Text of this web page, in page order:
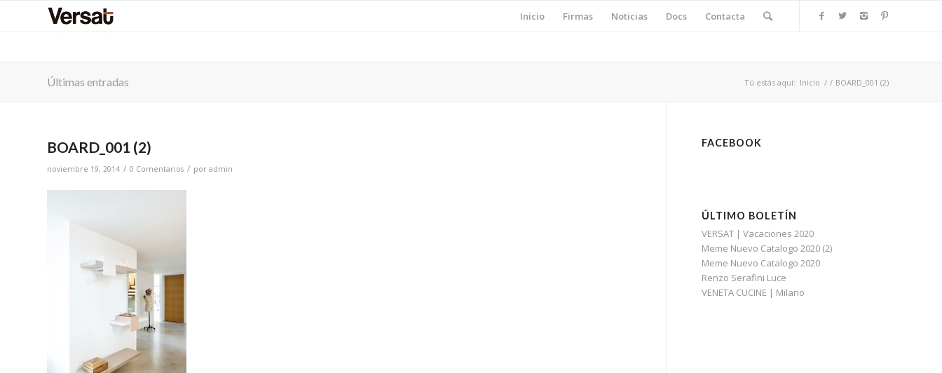
Inicio Firmas Noticias Docs Contacta
Últimas entradas Tú estás aquí: Inicio / / BOARD_001 (2)
BOARD_001 (2)
noviembre 19, 2014 / 0 Comentarios / por admin
FACEBOOK
ÚLTIMO BOLETÍN
VERSAT | Vacaciones 2020
Meme Nuevo Catalogo 2020 (2)
Meme Nuevo Catalogo 2020
Renzo Serafini Luce
VENETA CUCINE | Milano